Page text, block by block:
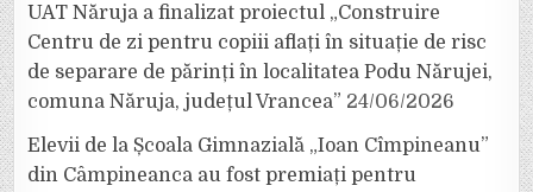
UAT Năruja a finalizat proiectul „Construire
Centru de zi pentru copiii aflați în situație de risc
de separare de părinți în localitatea Podu Nărujei,
comuna Năruja, județul Vrancea” 24/06/2026
Elevii de la Școala Gimnazială „Ioan Cîmpineanu”
din Câmpineanca au fost premiați pentru